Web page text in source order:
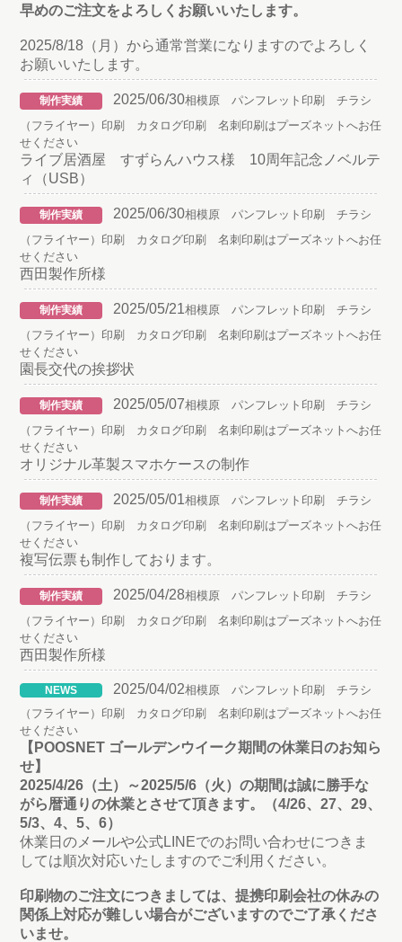
早めのご注文をよろしくお願いいたします。
2025/8/18（月）から通常営業になりますのでよろしく
お願いいたします。
制作実績 2025/06/30相模原 パンフレット印刷 チラシ
（フライヤー）印刷 カタログ印刷 名刺印刷はプーズネットへお任
せください
ライブ居酒屋 すずらんハウス様 10周年記念ノベルテ
ィ（USB）
制作実績 2025/06/30相模原 パンフレット印刷 チラシ
（フライヤー）印刷 カタログ印刷 名刺印刷はプーズネットへお任
せください
西田製作所様
制作実績 2025/05/21相模原 パンフレット印刷 チラシ
（フライヤー）印刷 カタログ印刷 名刺印刷はプーズネットへお任
せください
園長交代の挨拶状
制作実績 2025/05/07相模原 パンフレット印刷 チラシ
（フライヤー）印刷 カタログ印刷 名刺印刷はプーズネットへお任
せください
オリジナル革製スマホケースの制作
制作実績 2025/05/01相模原 パンフレット印刷 チラシ
（フライヤー）印刷 カタログ印刷 名刺印刷はプーズネットへお任
せください
複写伝票も制作しております。
制作実績 2025/04/28相模原 パンフレット印刷 チラシ
（フライヤー）印刷 カタログ印刷 名刺印刷はプーズネットへお任
せください
西田製作所様
NEWS 2025/04/02相模原 パンフレット印刷 チラシ
（フライヤー）印刷 カタログ印刷 名刺印刷はプーズネットへお任
せください
【POOSNET ゴールデンウイーク期間の休業日のお知ら
せ】
2025/4/26（土）～2025/5/6（火）の期間は誠に勝手な
がら暦通りの休業とさせて頂きます。（4/26、27、29、
5/3、4、5、6）
休業日のメールや公式LINEでのお問い合わせにつきま
しては順次対応いたしますのでご利用ください。
印刷物のご注文につきましては、提携印刷会社の休みの
関係上対応が難しい場合がございますのでご了承くださ
いませ。